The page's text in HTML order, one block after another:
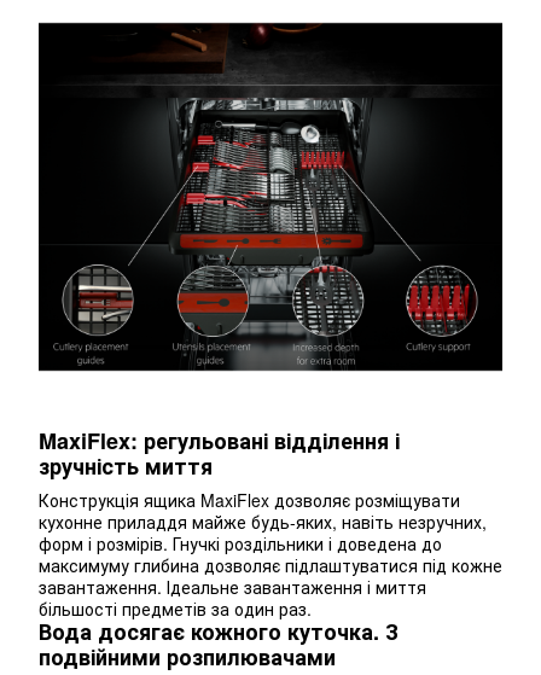
MaxiFlex: регульовані відділення і
зручність миття
Конструкція ящика MaxiFlex дозволяє розміщувати
кухонне приладдя майже будь-яких, навіть незручних,
форм і розмірів. Гнучкі роздільники і доведена до
максимуму глибина дозволяє підлаштуватися під кожне
завантаження. Ідеальне завантаження і миття
більшості предметів за один раз.
Вода досягає кожного куточка. З
подвійними розпилювачами